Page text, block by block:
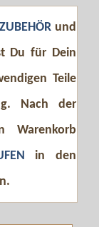
und
Du für Dein
Teile
Nach der
Warenkorb
in den